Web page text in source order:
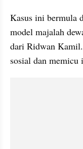
Kasus ini bermula
model majalah
dari Ridwan
sosial dan memicu